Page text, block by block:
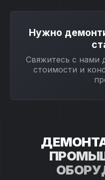
Нужно
Свяжитесь с нами
стоимости и